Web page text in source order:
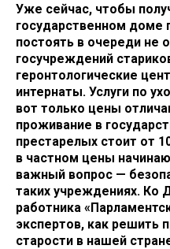
Уже сейчас, чтобы
государственном доме
постоять в очереди не
госучреждений
геронтологические
интернаты. Услуги по
вот только цены
проживание в
престарелых стоит от
в частном цены
важный вопрос —
таких учреждениях. Ко
работника
экспертов, как решить
старости в нашей